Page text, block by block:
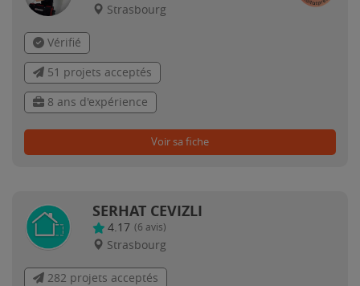
Strasbourg
Vérifié
51 projets acceptés
8 ans d'expérience
Voir sa fiche
SERHAT CEVIZLI
4.17 (6 avis)
Strasbourg
282 projets acceptés